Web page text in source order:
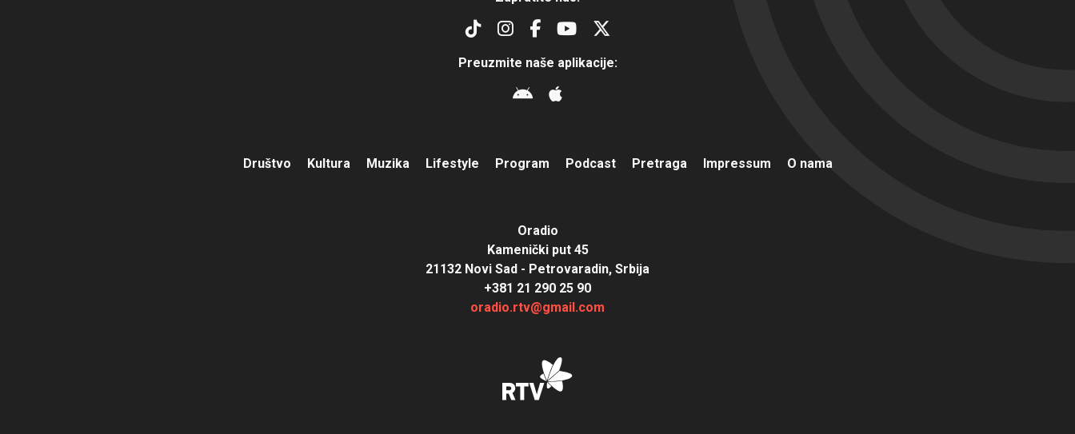
Preuzmite naše aplikacije:
Društvo Kultura Muzika Lifestyle Program Podcast Pretraga Impressum O nama
Oradio
Kamenički put 45
21132 Novi Sad - Petrovaradin, Srbija
+381 21 290 25 90
oradio.rtv@gmail.com